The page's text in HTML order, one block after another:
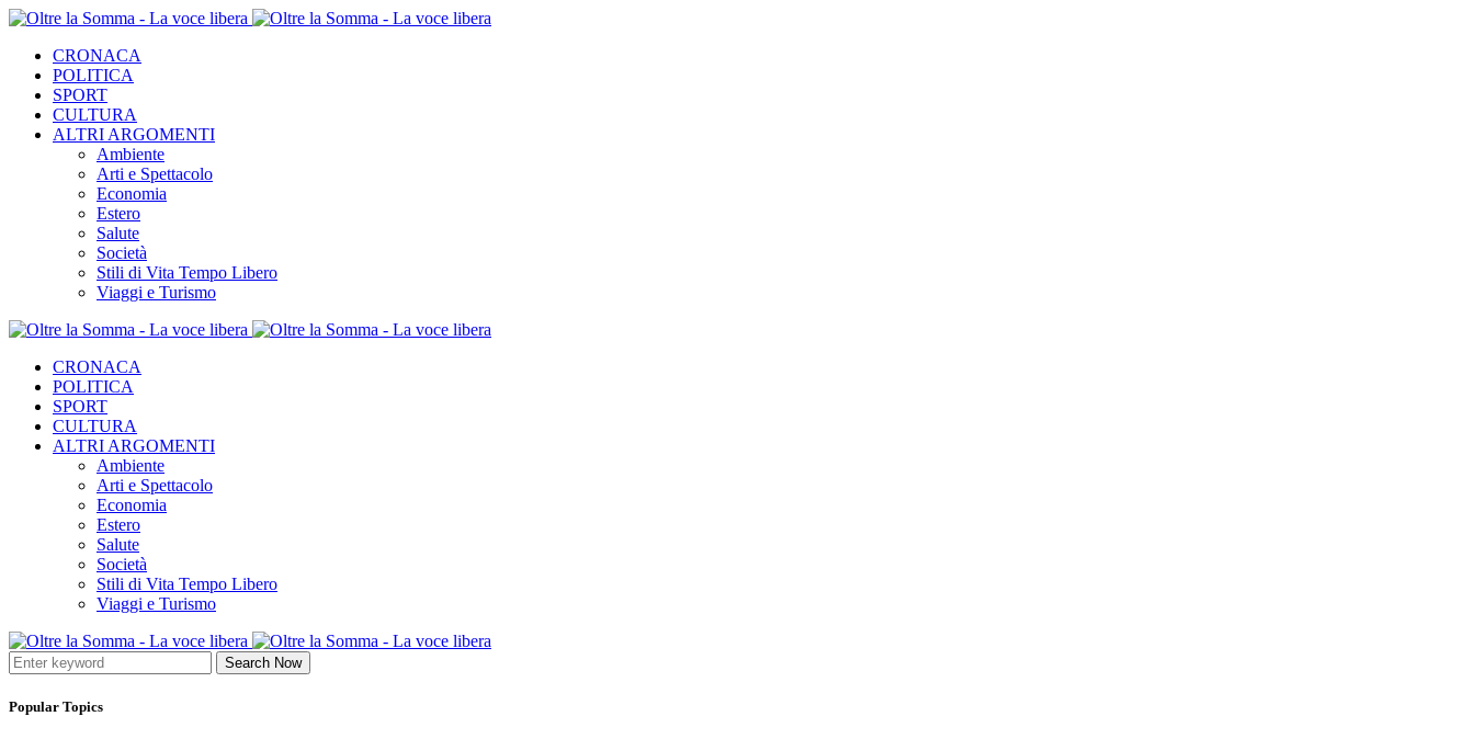
CRONACA
POLITICA
SPORT
CULTURA
ALTRI ARGOMENTI
Ambiente
Arti e Spettacolo
Economia
Estero
Salute
Società
Stili di Vita Tempo Libero
Viaggi e Turismo
CRONACA
POLITICA
SPORT
CULTURA
ALTRI ARGOMENTI
Ambiente
Arti e Spettacolo
Economia
Estero
Salute
Società
Stili di Vita Tempo Libero
Viaggi e Turismo
Search Now
Popular Topics